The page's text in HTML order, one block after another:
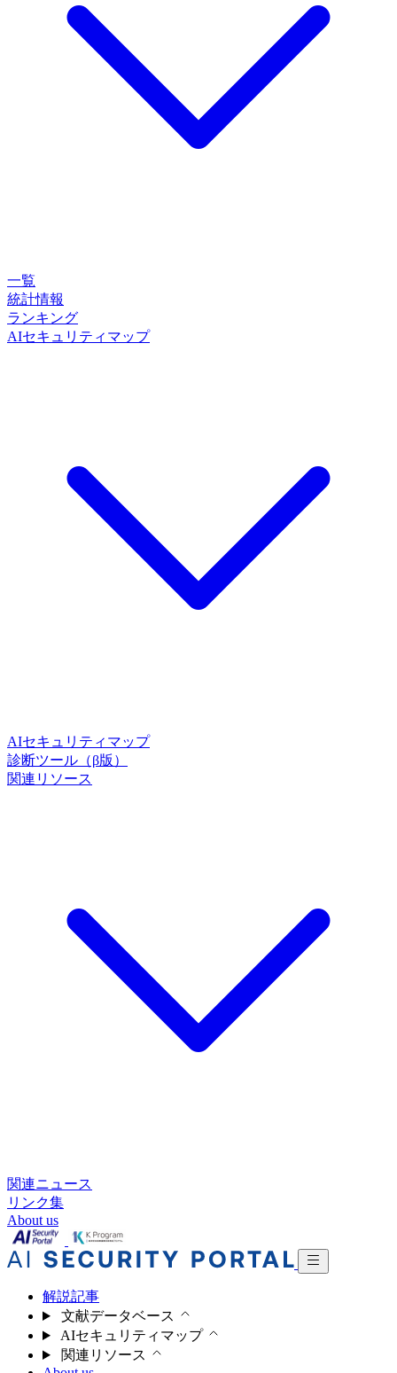
一覧
統計情報
ランキング
AIセキュリティマップ
AIセキュリティマップ
診断ツール（β版）
関連リソース
関連ニュース
リンク集
About us
解説記事
文献データベース
AIセキュリティマップ
関連リソース